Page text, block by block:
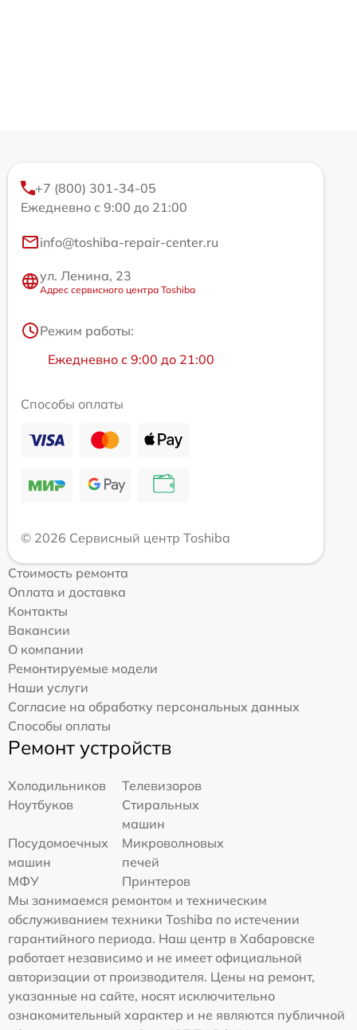
+7 (800) 301-34-05
Ежедневно с 9:00 до 21:00
info@toshiba-repair-center.ru
ул. Ленина, 23
Адрес сервисного центра Toshiba
Режим работы:
Ежедневно с 9:00 до 21:00
Способы оплаты
© 2026 Сервисный центр Toshiba
Стоимость ремонта
Оплата и доставка
Контакты
Вакансии
О компании
Ремонтируемые модели
Наши услуги
Согласие на обработку персональных данных
Способы оплаты
Ремонт устройств
Холодильников
Телевизоров
Ноутбуков
Стиральных
машин
Посудомоечных
машин
Микроволновых
печей
МФУ
Принтеров
Мы занимаемся ремонтом и техническим
обслуживанием техники Toshiba по истечении
гарантийного периода. Наш центр в Хабаровске
работает независимо и не имеет официальной
авторизации от производителя. Цены на ремонт,
указанные на сайте, носят исключительно
ознакомительный характер и не являются публичной